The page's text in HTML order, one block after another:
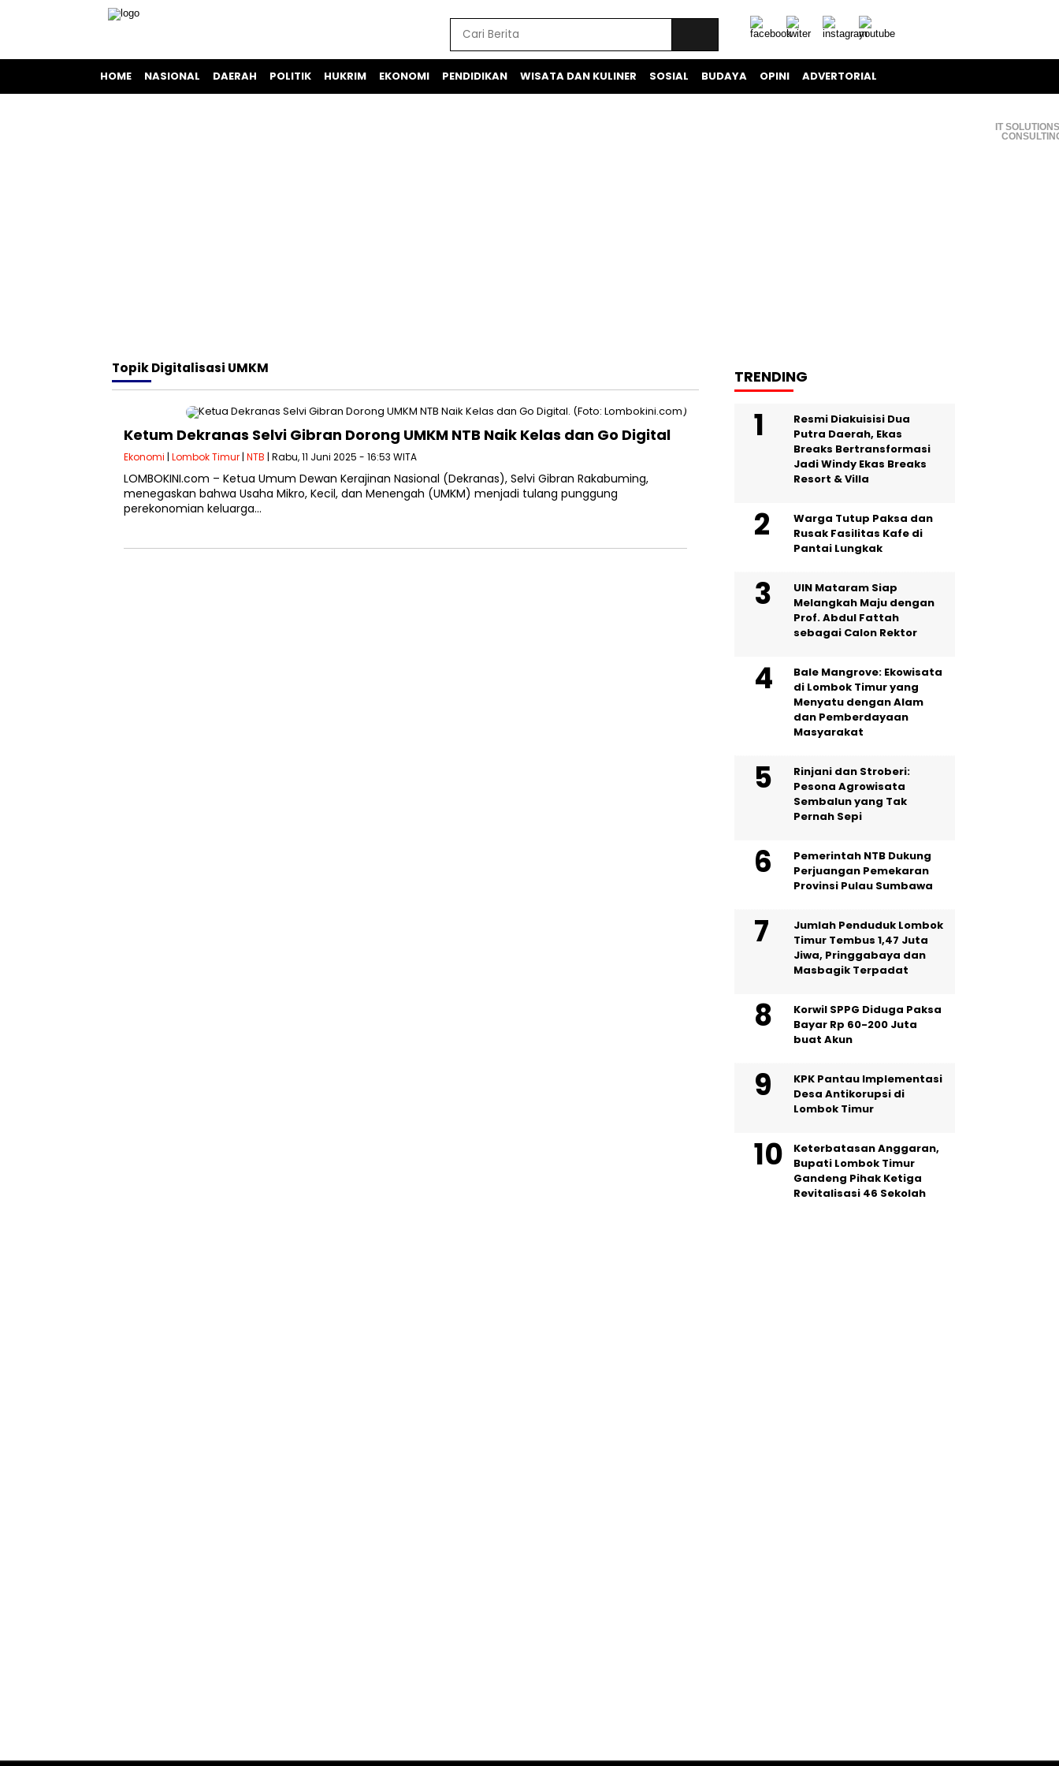
HOME NASIONAL DAERAH POLITIK HUKRIM EKONOMI PENDIDIKAN WISATA DAN KULINER SOSIAL BUDAYA OPINI ADVERTORIAL
IT
TopikDigitalisasi UMKM
Ketum Dekranas Selvi Gibran Dorong UMKM NTB Naik Kelas dan Go Digital
Ekonomi | Lombok Timur | NTB | Rabu, 11 Juni 2025 - 16:53 WITA
LOMBOKINI.com – Ketua Umum Dewan Kerajinan Nasional (Dekranas), Selvi Gibran Rakabuming,
menegaskan bahwa Usaha Mikro, Kecil, dan Menengah (UMKM) menjadi tulang punggung
perekonomian keluarga…
TRENDING
Resmi Diakuisisi Dua
Putra Daerah, Ekas
Breaks Bertransformasi
Jadi Windy Ekas Breaks
Resort & Villa
Warga Tutup Paksa dan
Rusak Fasilitas Kafe di
Pantai Lungkak
UIN Mataram Siap
Melangkah Maju dengan
Prof. Abdul Fattah
sebagai Calon Rektor
Bale Mangrove: Ekowisata
di Lombok Timur yang
Menyatu dengan Alam
dan Pemberdayaan
Masyarakat
Rinjani dan Stroberi:
Pesona Agrowisata
Sembalun yang Tak
Pernah Sepi
Pemerintah NTB Dukung
Perjuangan Pemekaran
Provinsi Pulau Sumbawa
Jumlah Penduduk Lombok
Timur Tembus 1,47 Juta
Jiwa, Pringgabaya dan
Masbagik Terpadat
Korwil SPPG Diduga Paksa
Bayar Rp 60-200 Juta
buat Akun
KPK Pantau Implementasi
Desa Antikorupsi di
Lombok Timur
Keterbatasan Anggaran,
Bupati Lombok Timur
Gandeng Pihak Ketiga
Revitalisasi 46 Sekolah